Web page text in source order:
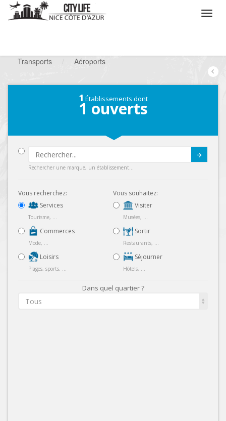
Transports
Aéroports
1 Établissements dont
1 ouverts
Rechercher une marque, un établissement...
Vous recherchez:
Services
Tourisme, ...
Commerces
Mode, ...
Loisirs
Plages, sports, ...
Vous souhaitez:
Visiter
Musées, ...
Sortir
Restaurants, ...
Séjourner
Hôtels, ...
Dans quel quartier ?
Tous